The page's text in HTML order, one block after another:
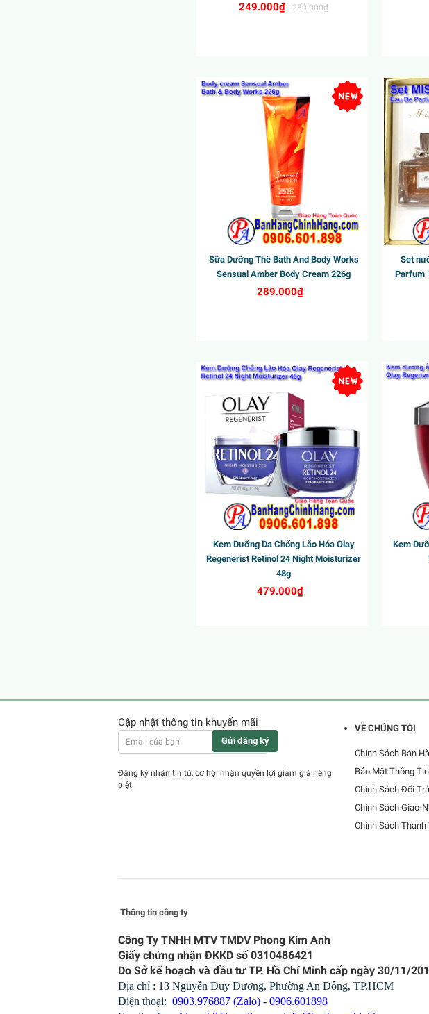
249.000₫ 280.000₫
Sữa Dưỡng Thê Bath And Body Works
Sensual Amber Body Cream 226g
289.000₫
Set
Parfum
New
Kem Dưỡng Da Chống Lão Hóa Olay
Regenerist Retinol 24 Night Moisturizer
48g
479.000₫
Kem
New
Cập nhật thông tin khuyến mãi
Gửi đăng ký
Đăng ký nhận tin từ, cơ hội nhận quyền lợi giảm giá riêng
biệt.
VỀ CHÚNG TÔI
Chính Sách Bán
Bảo Mật Thông
Chính Sách Đổi
Chính Sách Giao-
Chính Sách Thanh
Thông tin công ty
Công Ty TNHH MTV TMDV Phong Kim Anh
Giấy chứng nhận ĐKKD số 0310486421
Do Sở kế hoạch và đầu tư TP. Hồ Chí Minh cấp ngày 30/11/
Địa chỉ : 13 Nguyễn Duy Dương, Phường An Đông, TP.HCM
Điện thoại: 0903.976887 (Zalo) - 0906.601898